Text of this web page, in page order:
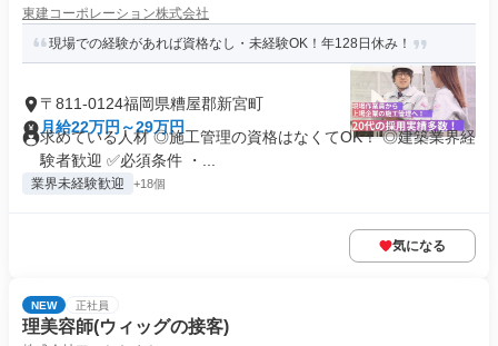
東建コーポレーション株式会社
現場での経験があれば資格なし・未経験OK！年128日休み！
〒811-0124福岡県糟屋郡新宮町
月給22万円～29万円
求めている人材 ◎施工管理の資格はなくてOK！ ◎建築業界経
験者歓迎 ✅必須条件 ・...
業界未経験歓迎 +18個
気になる
NEW 正社員
理美容師(ウィッグの接客)